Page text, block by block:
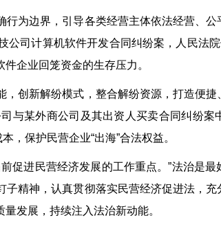
行为边界，引导各类经营主体依法经营、
司计算机软件开发合同纠纷案，人民法院
企业回笼资金的生存压力。
，创新解纷模式，整合解纷资源，打造便
与某外商公司及其出资人买卖合同纠纷案
，保护民营企业“出海”合法权益。
进民营经济发展的工作重点。”法治是最
精神，认真贯彻落实民营经济促进法，
发展，持续注入法治新动能。